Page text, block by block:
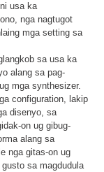
usa ka
nga nagtugot
mga setting sa
sa usa ka
alang sa pag-
mga synthesizer.
configuration, lakip
disenyo, sa
on ug gibug-
alang sa
nga gitas-on ug
sa magdudula